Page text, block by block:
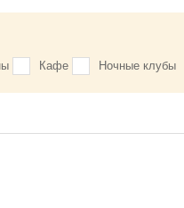
Кафе Ночные клубы